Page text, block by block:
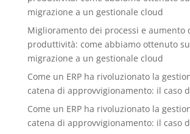
migrazione a un gestionale cloud
Miglioramento dei processi e aumento
produttività: come abbiamo ottenuto
migrazione a un gestionale cloud
Come un ERP ha rivoluzionato la
catena di approvvigionamento: il caso
Come un ERP ha rivoluzionato la
catena di approvvigionamento: il caso